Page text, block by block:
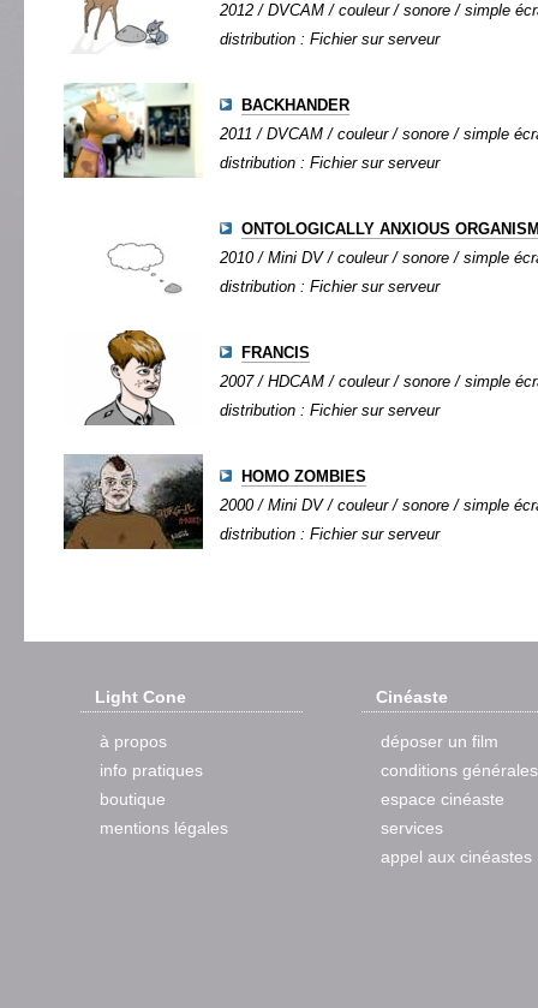
2012 / DVCAM / couleur / sonore / simple
distribution : Fichier sur serveur
BACKHANDER
2011 / DVCAM / couleur / sonore / simple
distribution : Fichier sur serveur
ONTOLOGICALLY ANXIOUS
2010 / Mini DV / couleur / sonore / simple
distribution : Fichier sur serveur
FRANCIS
2007 / HDCAM / couleur / sonore / simple
distribution : Fichier sur serveur
HOMO ZOMBIES
2000 / Mini DV / couleur / sonore / simple
distribution : Fichier sur serveur
Light Cone
à propos
info pratiques
boutique
mentions légales
Cinéaste
déposer un film
conditions générales
espace cinéaste
services
appel aux cinéastes